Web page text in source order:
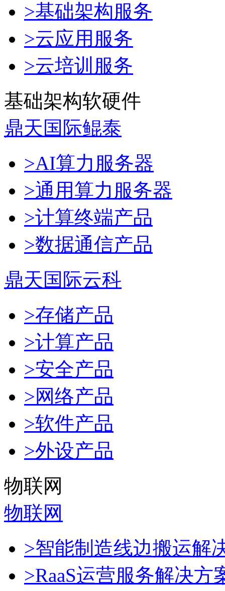
>基础架构服务
>云应用服务
>云培训服务
基础架构软硬件
鼎天国际鲲泰
>AI算力服务器
>通用算力服务器
>计算终端产品
>数据通信产品
鼎天国际云科
>存储产品
>计算产品
>安全产品
>网络产品
>软件产品
>外设产品
物联网
物联网
>智能制造线边搬运解
>RaaS运营服务解决方